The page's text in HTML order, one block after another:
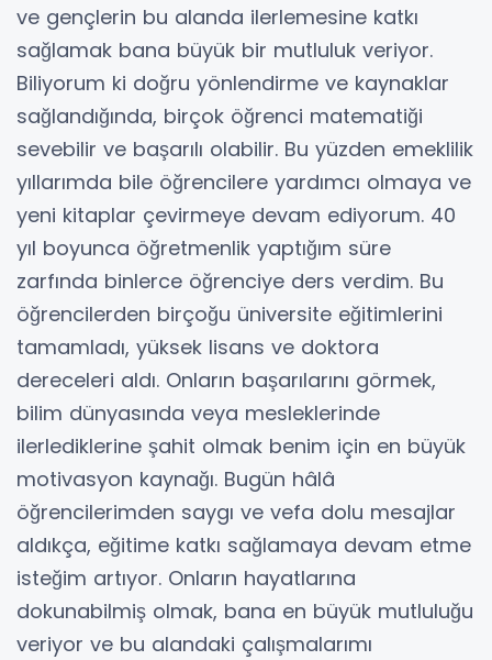
ve gençlerin bu alanda ilerlemesine katkı
sağlamak bana büyük bir mutluluk veriyor.
Biliyorum ki doğru yönlendirme ve kaynaklar
sağlandığında, birçok öğrenci matematiği
sevebilir ve başarılı olabilir. Bu yüzden emeklilik
yıllarımda bile öğrencilere yardımcı olmaya ve
yeni kitaplar çevirmeye devam ediyorum. 40
yıl boyunca öğretmenlik yaptığım süre
zarfında binlerce öğrenciye ders verdim. Bu
öğrencilerden birçoğu üniversite eğitimlerini
tamamladı, yüksek lisans ve doktora
dereceleri aldı. Onların başarılarını görmek,
bilim dünyasında veya mesleklerinde
ilerlediklerine şahit olmak benim için en büyük
motivasyon kaynağı. Bugün hâlâ
öğrencilerimden saygı ve vefa dolu mesajlar
aldıkça, eğitime katkı sağlamaya devam etme
isteğim artıyor. Onların hayatlarına
dokunabilmiş olmak, bana en büyük mutluluğu
veriyor ve bu alandaki çalışmalarımı